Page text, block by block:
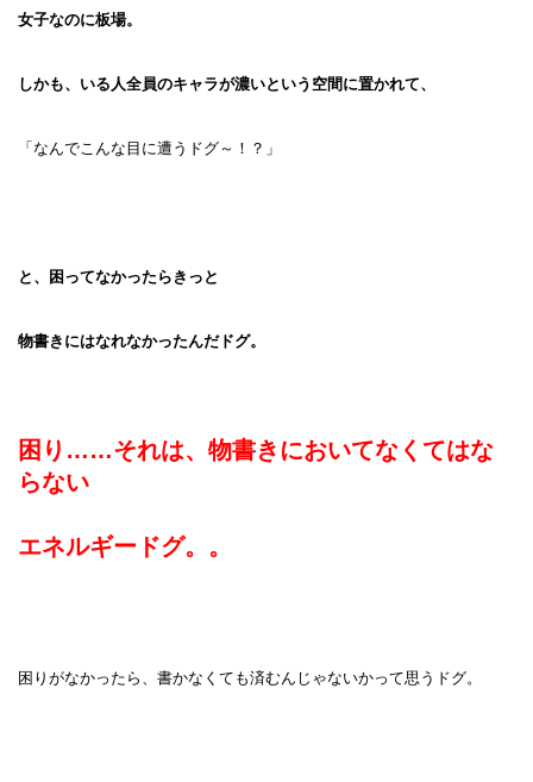
女子なのに板場。
しかも、いる人全員のキャラが濃いという空間に置かれて、
「なんでこんな目に遭うドグ～！？」
と、困ってなかったらきっと
物書きにはなれなかったんだドグ。
困り……それは、物書きにおいてなくてはな
らない
エネルギードグ。。
困りがなかったら、書かなくても済むんじゃないかって思うドグ。